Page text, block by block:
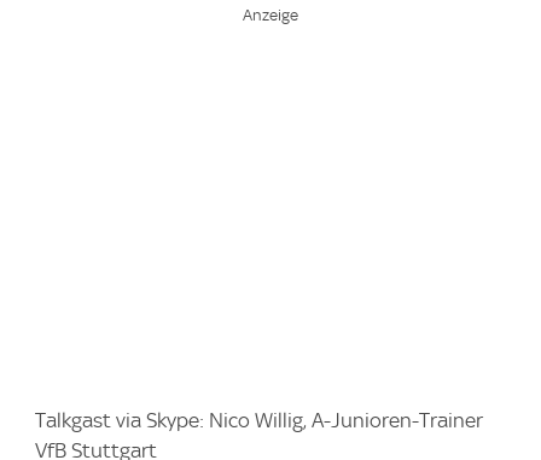
Talkgast via Skype: Nico Willig, A-Junioren-Trainer
VfB Stuttgart